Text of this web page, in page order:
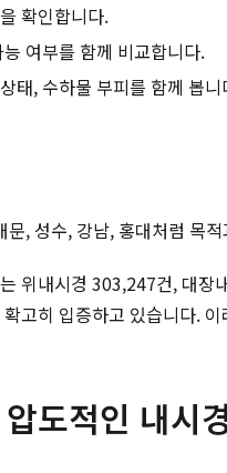
확인합니다.
여부를 함께 비교합니다.
태, 수하물 부피를 함께 봅니
, 성수, 강남, 홍대처럼 목
는 위내시경 303,247건, 대장
고히 입증하고 있습니다.
도적인 내시